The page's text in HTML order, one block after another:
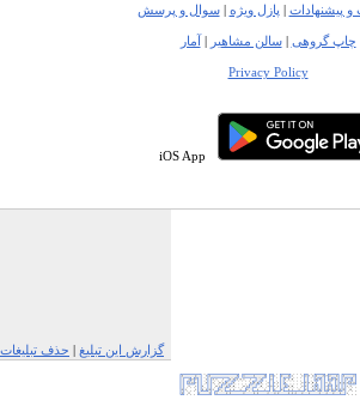
و پیشنهادات | پازل ویژه |سوال و پرسش
چاپ گروهی |سالن مشاهیر |آمار
Privacy Policy
iOS App
حذف تبلیغات | گزارش این تبلیغ